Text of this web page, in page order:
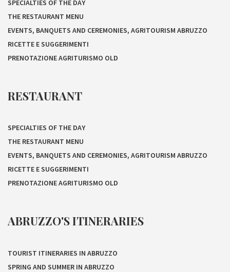
SPECIALTIES OF THE DAY
THE RESTAURANT MENU
EVENTS, BANQUETS AND CEREMONIES, AGRITOURISM ABRUZZO
RICETTE E SUGGERIMENTI
PRENOTAZIONE AGRITURISMO OLD
RESTAURANT
SPECIALTIES OF THE DAY
THE RESTAURANT MENU
EVENTS, BANQUETS AND CEREMONIES, AGRITOURISM ABRUZZO
RICETTE E SUGGERIMENTI
PRENOTAZIONE AGRITURISMO OLD
ABRUZZO'S ITINERARIES
TOURIST ITINERARIES IN ABRUZZO
SPRING AND SUMMER IN ABRUZZO